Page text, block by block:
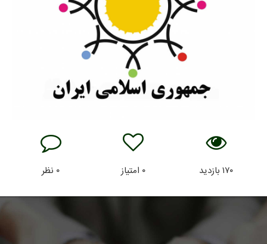
۱۷۰بازدید ۰ امتیاز ۰ نظر